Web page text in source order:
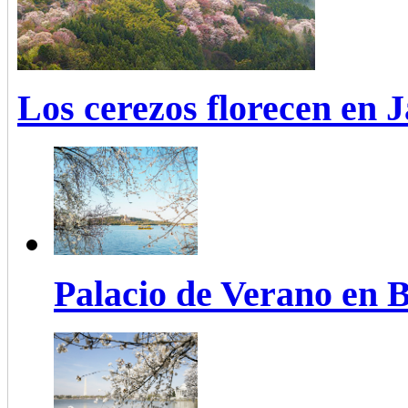
Los cerezos florecen en
Palacio de Verano en